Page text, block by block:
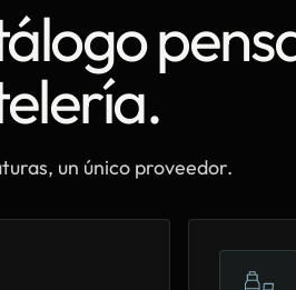
un único proveedor.